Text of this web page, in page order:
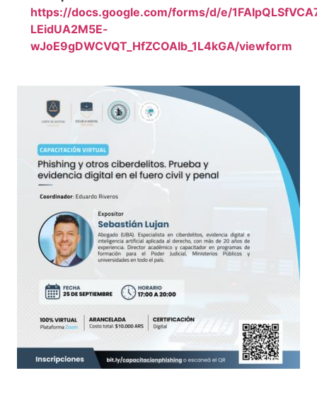
https://docs.google.com/forms/d/e/
LEidUA2M5E-
wJoE9gDWCVQT_HfZCOAIb_1L4kGA/viewform